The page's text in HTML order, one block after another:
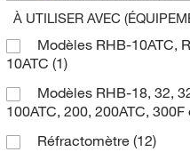
À UTILISER AVEC
Modèles RHB-10ATC,
10ATC (1)
Modèles RHB-18, 32,
100ATC, 200, 200ATC,
Réfractomètre (12)